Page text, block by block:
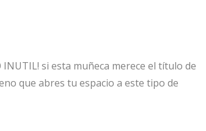
si esta muñeca merece el título de
que abres tu espacio a este tipo de